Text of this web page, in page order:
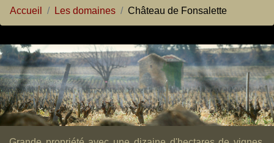
Accueil Les domaines Château de Fonsalette